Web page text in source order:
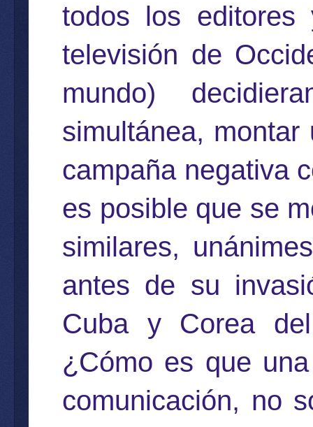
todos los editores
televisión de
mundo)
simultánea,
campaña negativa
es posible que se
similares,
antes de su
Cuba y Corea
¿Cómo es que
comunicación, no